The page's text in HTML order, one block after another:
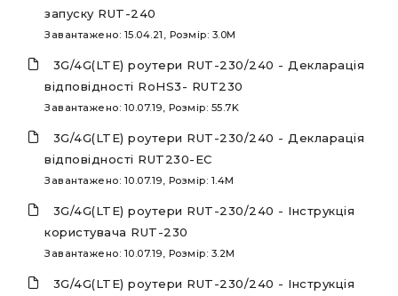
запуску RUT-240
Завантажено: 15.04.21, Розмір: 3.0M
3G/4G(LTE) роутери RUT-230/240 - Декларація
відповідності RoHS3- RUT230
Завантажено: 10.07.19, Розмір: 55.7K
3G/4G(LTE) роутери RUT-230/240 - Декларація
відповідності RUT230-EC
Завантажено: 10.07.19, Розмір: 1.4M
3G/4G(LTE) роутери RUT-230/240 - Інструкція
користувача RUT-230
Завантажено: 10.07.19, Розмір: 3.2M
3G/4G(LTE) роутери RUT-230/240 - Інструкція